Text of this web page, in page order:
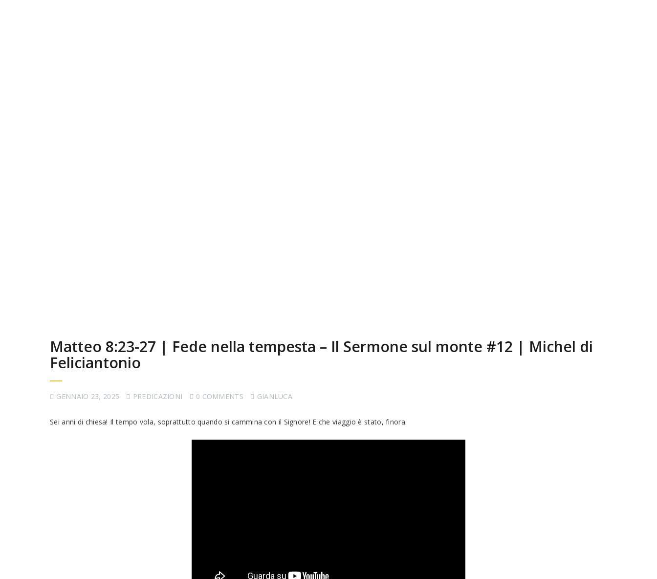
Matteo 8:23-27 | Fede nella tempesta – Il Sermone sul monte #12 | Michel di
Feliciantonio
GENNAIO 23, 2025 PREDICAZIONI 0 COMMENTS GIANLUCA
Sei anni di chiesa! Il tempo vola, soprattutto quando si cammina con il Signore! E che viaggio è stato, finora.